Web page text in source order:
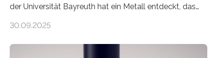
der Universität Bayreuth hat ein Metall entdeckt, das
Dadurch ist es in der Lage, eine sogenannte zweite
30.09.2025